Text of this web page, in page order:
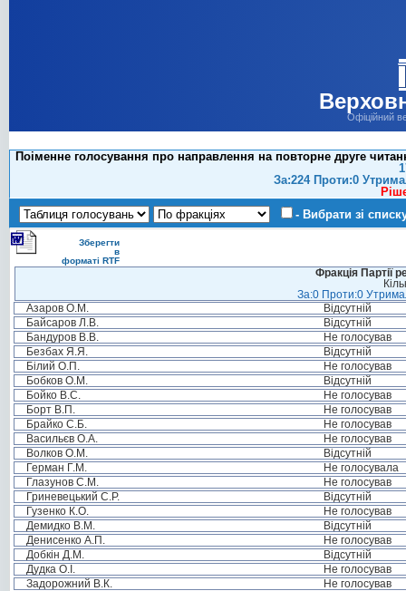
Офіційний
Поіменне голосування про направлення на повторне друге
За:224 Проти:0
- Вибрати зі
Зберегти
в
форматі RTF
Фракція Партії
За:0 Проти:0
Азаров О.М.
Відсутній
Байсаров Л.В.
Відсутній
Бандуров В.В.
Не голосував
Безбах Я.Я.
Відсутній
Білий О.П.
Не голосував
Бобков О.М.
Відсутній
Бойко В.С.
Не голосував
Борт В.П.
Не голосував
Брайко С.Б.
Не голосував
Васильєв О.А.
Не голосував
Волков О.М.
Відсутній
Герман Г.М.
Не голосувала
Глазунов С.М.
Не голосував
Гриневецький С.Р.
Відсутній
Гузенко К.О.
Не голосував
Демидко В.М.
Відсутній
Денисенко А.П.
Не голосував
Добкін Д.М.
Відсутній
Дудка О.І.
Не голосував
Задорожний В.К.
Не голосував